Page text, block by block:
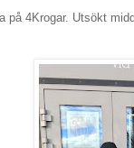
på 4Krogar. Utsökt